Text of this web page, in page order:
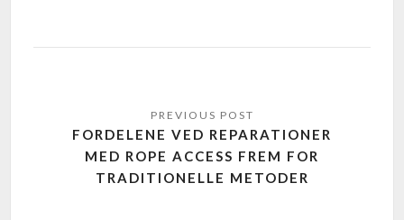
FORDELENE VED REPARATIONER
MED ROPE ACCESS FREM FOR
TRADITIONELLE METODER